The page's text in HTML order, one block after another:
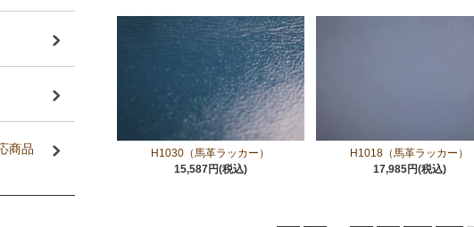
H1030（馬革ラッカー）
15,587円(税込)
H1018（馬革ラッカー）
17,985円(税込)
商品